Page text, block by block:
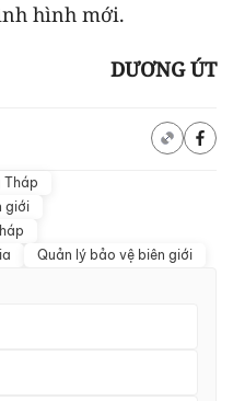
hình mới.
DƯƠNG ÚT
Tháp
giới
Quản lý bảo vệ biên giới